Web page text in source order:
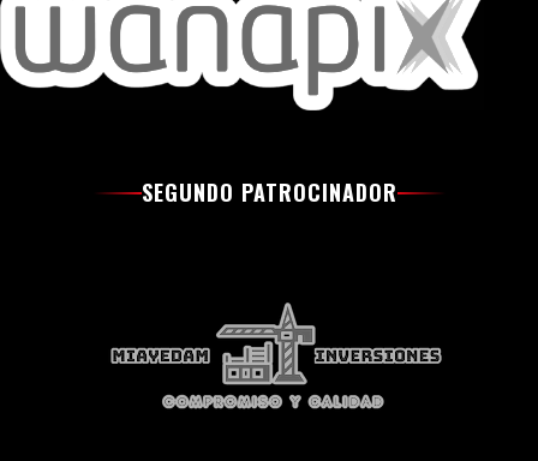
SEGUNDO PATROCINADOR